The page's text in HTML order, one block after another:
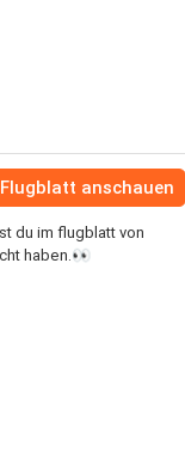
Flugblatt anschauen
du im flugblatt von
haben.👀